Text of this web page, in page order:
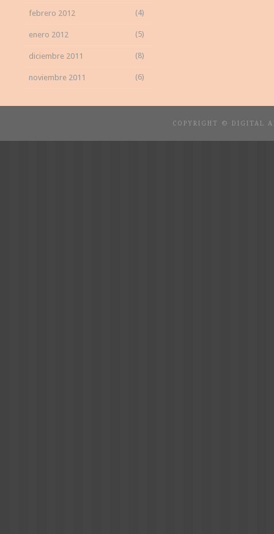
febrero 2012 (4)
enero 2012 (5)
diciembre 2011 (8)
noviembre 2011 (6)
COPYRIGHT © DIGITAL